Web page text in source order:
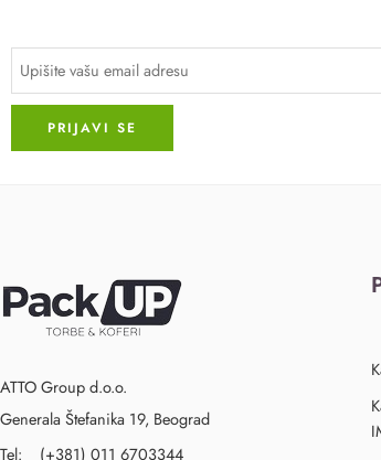
ATTO Group d.o.o.
Generala Štefanika 19, Beograd
Tel: (+381) 011 6703344